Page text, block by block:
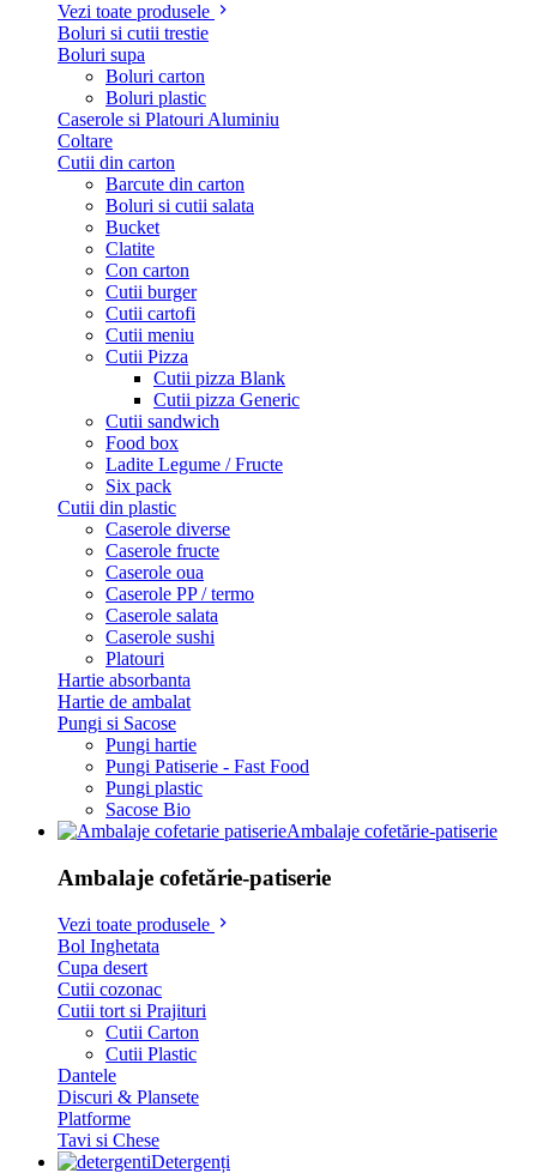
Vezi toate produsele
Boluri si cutii trestie
Boluri supa
Boluri carton
Boluri plastic
Caserole si Platouri Aluminiu
Coltare
Cutii din carton
Barcute din carton
Boluri si cutii salata
Bucket
Clatite
Con carton
Cutii burger
Cutii cartofi
Cutii meniu
Cutii Pizza
Cutii pizza Blank
Cutii pizza Generic
Cutii sandwich
Food box
Ladite Legume / Fructe
Six pack
Cutii din plastic
Caserole diverse
Caserole fructe
Caserole oua
Caserole PP / termo
Caserole salata
Caserole sushi
Platouri
Hartie absorbanta
Hartie de ambalat
Pungi si Sacose
Pungi hartie
Pungi Patiserie - Fast Food
Pungi plastic
Sacose Bio
Ambalaje cofetărie-patiserie
Ambalaje cofetărie-patiserie
Vezi toate produsele
Bol Inghetata
Cupa desert
Cutii cozonac
Cutii tort si Prajituri
Cutii Carton
Cutii Plastic
Dantele
Discuri & Plansete
Platforme
Tavi si Chese
Detergenți